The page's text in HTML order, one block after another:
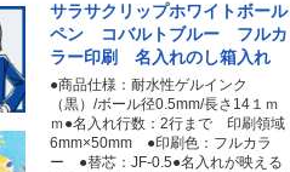
サラサクリップホワイトボール
ペン コバルトブルー フルカ
ラー印刷 名入れのし箱入れ
●商品仕様：耐水性ゲルインク
（黒）/ボール径0.5mm/長さ14１ｍ
ｍ●名入れ行数：2行まで 印刷領域
6mm×50mm ●印刷色：フルカラ
ー ●替芯：JF-0.5●名入れが映える